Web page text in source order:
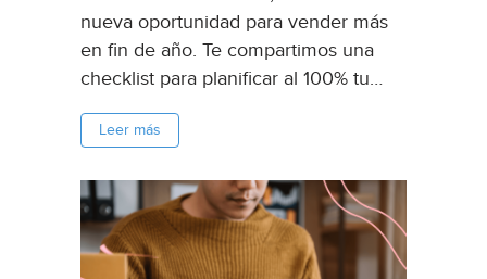
nueva oportunidad para vender más
en fin de año. Te compartimos una
checklist para planificar al 100% tu
campaña de Fin de Año en Mercado
Libre y en tu ecommerce....
Leer más